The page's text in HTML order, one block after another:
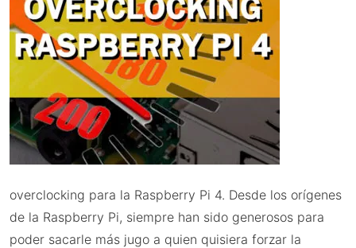
overclocking para la Raspberry Pi 4. Desde los orígenes
de la Raspberry Pi, siempre han sido generosos para
poder sacarle más jugo a quien quisiera forzar la